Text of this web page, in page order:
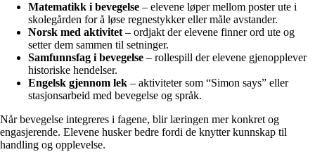
Matematikk i bevegelse – elevene løper mellom poster ute i
skolegården for å løse regnestykker eller måle avstander.
Norsk med aktivitet– ordjakt der elevene finner ord ute og
setter dem sammen til setninger.
Samfunnsfag i bevegelse – rollespill der elevene gjenopplever
historiske hendelser.
Engelsk gjennom lek – aktiviteter som “Simon says” eller
stasjonsarbeid med bevegelse og språk.
Når bevegelse integreres i fagene, blir læringen mer konkret og
engasjerende. Elevene husker bedre fordi de knytter kunnskap til
handling og opplevelse.